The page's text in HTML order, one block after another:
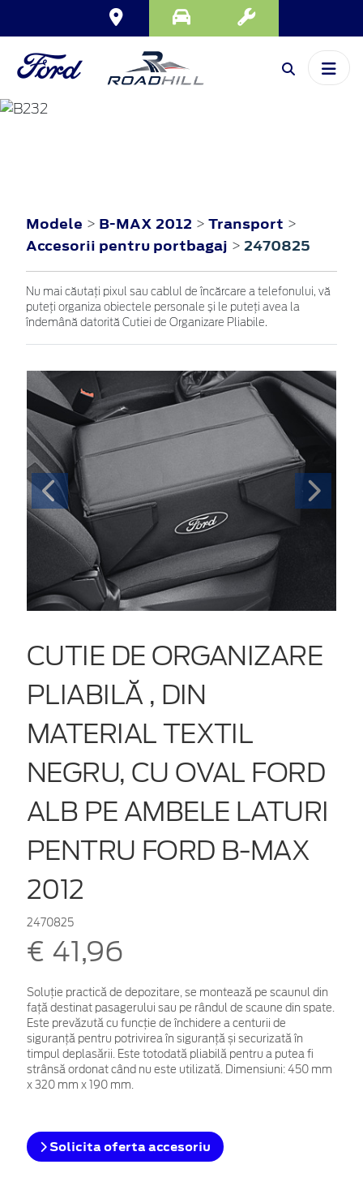
Modele > B-MAX 2012 > Transport >
Accesorii pentru portbagaj > 2470825
Nu mai căutați pixul sau cablul de încărcare a telefonului, vă
puteți organiza obiectele personale și le puteți avea la
îndemână datorită Cutiei de Organizare Pliabile.
CUTIE DE ORGANIZARE
PLIABILĂ , DIN
MATERIAL TEXTIL
NEGRU, CU OVAL FORD
ALB PE AMBELE LATURI
PENTRU FORD B-MAX
2012
2470825
€ 41,96
Soluție practică de depozitare, se montează pe scaunul din
față destinat pasagerului sau pe rândul de scaune din spate.
Este prevăzută cu funcție de închidere a centurii de
siguranță pentru potrivirea în siguranță și securizată în
timpul deplasării. Este totodată pliabilă pentru a putea fi
strânsă ordonat când nu este utilizată. Dimensiuni: 450 mm
x 320 mm x 190 mm.
Solicita oferta accesoriu